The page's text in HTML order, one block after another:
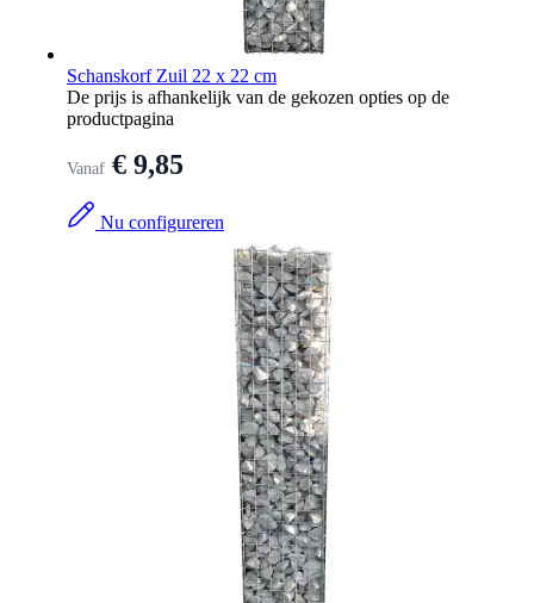
Schanskorf Zuil 22 x 22 cm
De prijs is afhankelijk van de gekozen opties op de
productpagina
Vanaf € 9,85
Nu configureren